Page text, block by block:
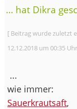
... hat Dikra
[ Beitrag wurde zuletzt
12.12.2018 um 00:35
...
wie immer:
Sauerkrautsaft,